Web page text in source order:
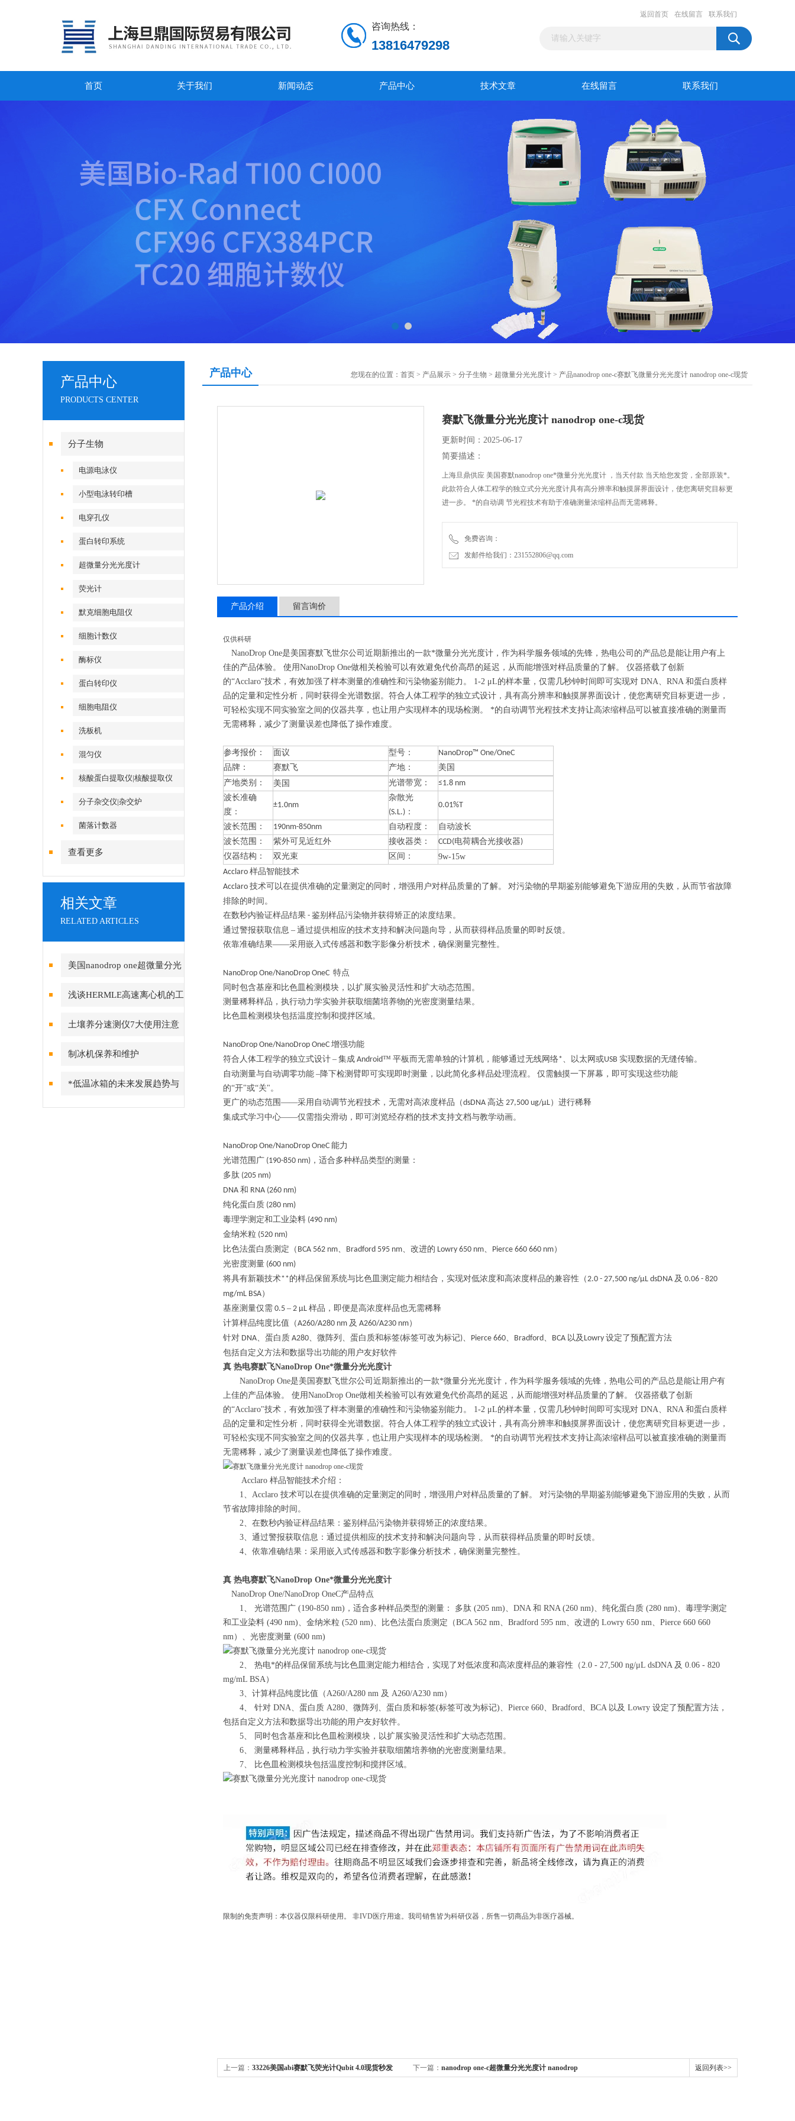
咨询热线：
13816479298
返回首页 在线留言 联系我们
首页 关于我们 新闻动态 产品中心 技术文章 在线留言 联系我们
产品中心
PRODUCTS CENTER
分子生物
电源电泳仪
小型电泳转印槽
电穿孔仪
蛋白转印系统
超微量分光光度计
荧光计
默克细胞电阻仪
细胞计数仪
酶标仪
蛋白转印仪
细胞电阻仪
洗板机
混匀仪
核酸蛋白提取仪|核酸提取仪
分子杂交仪|杂交炉
菌落计数器
查看更多
相关文章
RELATED ARTICLES
美国nanodrop one超微量分光
光度计使用方法
浅谈HERMLE高速离心机的工
作原理及注意事项
土壤养分速测仪7大使用注意
事项
制冰机保养和维护
*低温冰箱的未来发展趋势与
特点介绍
产品中心 您现在的位置： 首页 > 产品展示 > 分子生物 > 超微量分光光度计 > 产品nanodrop one-c赛默飞微量分光光度计 nanodrop one-c现货
赛默飞微量分光光度计 nanodrop one-c现货
更新时间：2025-06-17
简要描述：
上海旦鼎供应 美国赛默nanodrop one*微量分光光度计 ，当天付款 当天给您发货，全部原装*。
此款符合人体工程学的独立式分光光度计具有高分辨率和触摸屏界面设计，使您离研究目标更
进一步。 *的自动调 节光程技术有助于准确测量浓缩样品而无需稀释。
免费咨询：
发邮件给我们：231552806@qq.com
产品介绍 留言询价
仅供科研
NanoDrop One是美国赛默飞世尔公司近期新推出的一款*微量分光光度计，作为科学服务领域的先锋 ，热电公司的产品总是能让用户有上
佳的产品体验。 使用NanoDrop One做相关检验可以有效避免代价高昂的延迟，从而能增强对样品质量的了解。 仪器搭载了创新
的“Acclaro"技术，有效加强了样本测量的准确性和污染物鉴别能力。 1-2 μL的样本量，仅需几秒钟时间即可实现对 DNA、RNA 和蛋白质样
品的定量和定性分析，同时获得全光谱数据。符合人体工程学的独立式设计，具有高分辨率和触摸屏界面设计，使您离研究目标更进一步，
可轻松实现不同实验室之间的仪器共享，也让用户实现样本的现场检测。 *的自动调节光程技术支持让高浓缩样品可以被直接准确的测量而
无需稀释，减少了测量误差也降低了操作难度。
参考报价： 面议 型号：
NanoDrop™ One/OneC
品牌：
赛默飞 产地：
美国
产地类别：
美国 光谱带宽：
≤1.8 nm
波长准确
度：
±1.0nm
杂散光
(S.L.)：
0.01%T
波长范围： 190nm-850nm 自动程度：
自动波长
波长范围：
紫外可见近红外 接收器类：
CCD(电荷耦合光接收器)
仪器结构：
双光束 区间：
9w-15w
Acclaro 样品智能技术
Acclaro 技术可以在提供准确的定量测定的同时，增强用户对样品质量的了解。
对污染物的早期鉴别能够避免下游应用的失败，从而节省故障
排除的时间。
在数秒内验证样品结果 - 鉴别样品污染物并获得矫正的浓度结果。
通过警报获取信息 – 通过提供相应的技术支持和解决问题向导，从而获得样品质量的即时反馈。
依靠准确结果——采用嵌入式传感器和数字影像分析技术，确保测量完整性。
NanoDrop One/NanoDrop OneC 特点
同时包含基座和比色皿检测模块，以扩展实验灵活性和扩大动态范围。
测量稀释样品，执行动力学实验并获取细菌培养物的光密度测量结果。
比色皿检测模块包括温度控制和搅拌区域。
NanoDrop One/NanoDrop OneC 增强功能
符合人体工程学的独立式设计 – 集成 Android™ 平板而无需单独的计算机，能够通过无线网络*、以太网或USB 实现数据的无缝传输。
自动测量与自动调零功能 –降下检测臂即可实现即时测量，以此简化多样品处理流程。
仅需触摸一下屏幕，即可实现这些功能
的“开"或“关"。
更广的动态范围——采用自动调节光程技术，无需对高浓度样品（dsDNA 高达 27,500 ug/μL）进行稀释
集成式学习中心——仅需指尖滑动，即可浏览经存档的技术支持文档与教学动画。
NanoDrop One/NanoDrop OneC 能力
光谱范围广 (190-850 nm) ，适合多种样品类型的测量：
多肽 (205 nm)
DNA 和 RNA (260 nm)
纯化蛋白质 (280 nm)
毒理学测定和工业染料 (490 nm)
金纳米粒 (520 nm)
比色法蛋白质测定（ BCA 562 nm、 Bradford 595 nm、改进的 Lowry 650 nm、 Pierce 660 660 nm）
光密度测量 (600 nm)
将具有新颖技术**的样品保留系统与比色皿测定能力相结合，实现对低浓度和高浓度样品的兼容性（2.0 - 27,500 ng/μL dsDNA 及 0.06 - 820
mg/mL BSA）
基座测量仅需 0.5 – 2 μL 样品，即便是高浓度样品也无需稀释
计算样品纯度比值（A260/A280 nm 及 A260/A230 nm）
针对 DNA、蛋白质 A280、微阵列、蛋白质和标签(标签可改为标记)、 Pierce 660、 Bradford、 BCA 以及 Lowry 设定了预配置方法
包括自定义方法和数据导出功能的用户友好软件
真 热电赛默飞NanoDrop One*微量分光光度计
NanoDrop One是美国赛默飞世尔公司近期新推出的一款*微量分光光度计，作为科学服务领域的先锋 ，热电公司的产品总是能让用户有
上佳的产品体验。 使用NanoDrop One做相关检验可以有效避免代价高昂的延迟，从而能增强对样品质量的了解。 仪器搭载了创新
的“Acclaro"技术，有效加强了样本测量的准确性和污染物鉴别能力。 1-2 μL的样本量，仅需几秒钟时间即可实现对 DNA、RNA 和蛋白质样
品的定量和定性分析，同时获得全光谱数据。符合人体工程学的独立式设计，具有高分辨率和触摸屏界面设计，使您离研究目标更进一步，
可轻松实现不同实验室之间的仪器共享，也让用户实现样本的现场检测。 *的自动调节光程技术支持让高浓缩样品可以被直接准确的测量而
无需稀释，减少了测量误差也降低了操作难度。
Acclaro 样品智能技术介绍：
1、Acclaro 技术可以在提供准确的定量测定的同时，增强用户对样品质量的了解。 对污染物的早期鉴别能够避免下游应用的失败，从而
节省故障排除的时间。
2、在数秒内验证样品结果：鉴别样品污染物并获得矫正的浓度结果。
3、通过警报获取信息：通过提供相应的技术支持和解决问题向导，从而获得样品质量的即时反馈。
4、依靠准确结果：采用嵌入式传感器和数字影像分析技术，确保测量完整性。
真 热电赛默飞NanoDrop One*微量分光光度计
NanoDrop One/NanoDrop OneC产品特点
1、 光谱范围广 (190-850 nm)，适合多种样品类型的测量： 多肽 (205 nm)、DNA 和 RNA (260 nm)、纯化蛋白质 (280 nm)、毒理学测定
和工业染料 (490 nm)、金纳米粒 (520 nm)、比色法蛋白质测定（BCA 562 nm、Bradford 595 nm、改进的 Lowry 650 nm、Pierce 660 660
nm）、光密度测量 (600 nm)
2、 热电*的样品保留系统与比色皿测定能力相结合，实现了对低浓度和高浓度样品的兼容性（2.0 - 27,500 ng/μL dsDNA 及 0.06 - 820
mg/mL BSA）
3、计算样品纯度比值（A260/A280 nm 及 A260/A230 nm）
4、 针对 DNA、蛋白质 A280、微阵列、蛋白质和标签(标签可改为标记)、Pierce 660、Bradford、BCA 以及 Lowry 设定了预配置方法，
包括自定义方法和数据导出功能的用户友好软件。
5、 同时包含基座和比色皿检测模块，以扩展实验灵活性和扩大动态范围。
6、 测量稀释样品，执行动力学实验并获取细菌培养物的光密度测量结果。
7、 比色皿检测模块包括温度控制和搅拌区域。
限制的免责声明：本仪器仅限科研使用。 非IVD医疗用途。我司销售皆为科研仪器，所售一切商品为非医疗器械。
上一篇： 33226美国abi赛默飞荧光计Qubit 4.0现货秒发 下一篇： nanodrop one-c超微量分光光度计 nanodrop 返回列表>>